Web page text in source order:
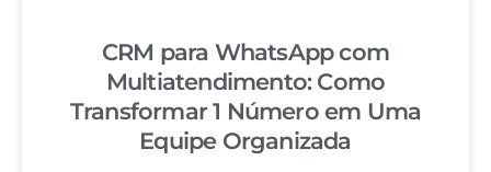
CRM para WhatsApp com
Multiatendimento: Como
Transformar 1 Número em Uma
Equipe Organizada